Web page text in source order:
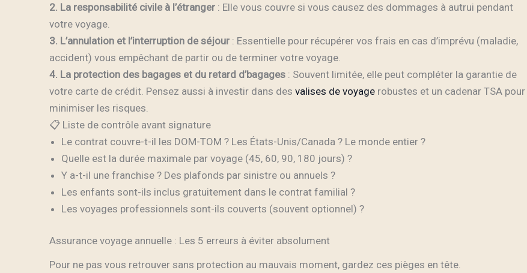
2. La responsabilité civile à l’étranger : Elle vous couvre si vous causez des dommages à autrui pendant
votre voyage.
3. L’annulation et l’interruption de séjour : Essentielle pour récupérer vos frais en cas d’imprévu (maladie,
accident) vous empêchant de partir ou de terminer votre voyage.
4. La protection des bagages et du retard d’bagages : Souvent limitée, elle peut compléter la garantie de
votre carte de crédit. Pensez aussi à investir dans des valises de voyage robustes et un cadenar TSA pour
minimiser les risques.
📋 Liste de contrôle avant signature
Le contrat couvre-t-il les DOM-TOM ? Les États-Unis/Canada ? Le monde entier ?
Quelle est la durée maximale par voyage (45, 60, 90, 180 jours) ?
Y a-t-il une franchise ? Des plafonds par sinistre ou annuels ?
Les enfants sont-ils inclus gratuitement dans le contrat familial ?
Les voyages professionnels sont-ils couverts (souvent optionnel) ?
Assurance voyage annuelle : Les 5 erreurs à éviter absolument
Pour ne pas vous retrouver sans protection au mauvais moment, gardez ces pièges en tête.